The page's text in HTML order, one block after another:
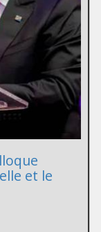
et le